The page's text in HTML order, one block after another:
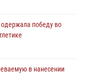
победу во
в нанесении